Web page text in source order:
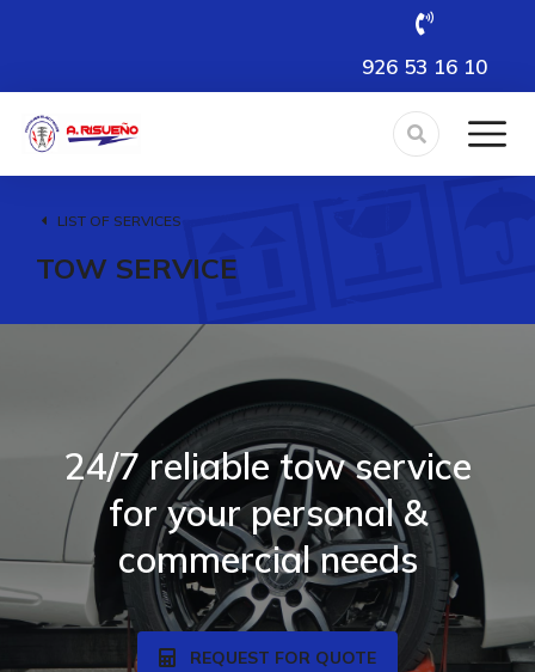
926 53 16 10
LIST OF SERVICES
TOW SERVICE
24/7 reliable tow service
for your personal &
commercial needs
REQUEST FOR QUOTE